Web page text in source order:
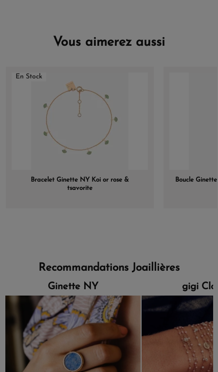
Vous aimerez aussi
En Stock
Bracelet Ginette NY Koi or rose &
tsavorite
Boucle
Recommandations Joaillières
Ginette NY gigi